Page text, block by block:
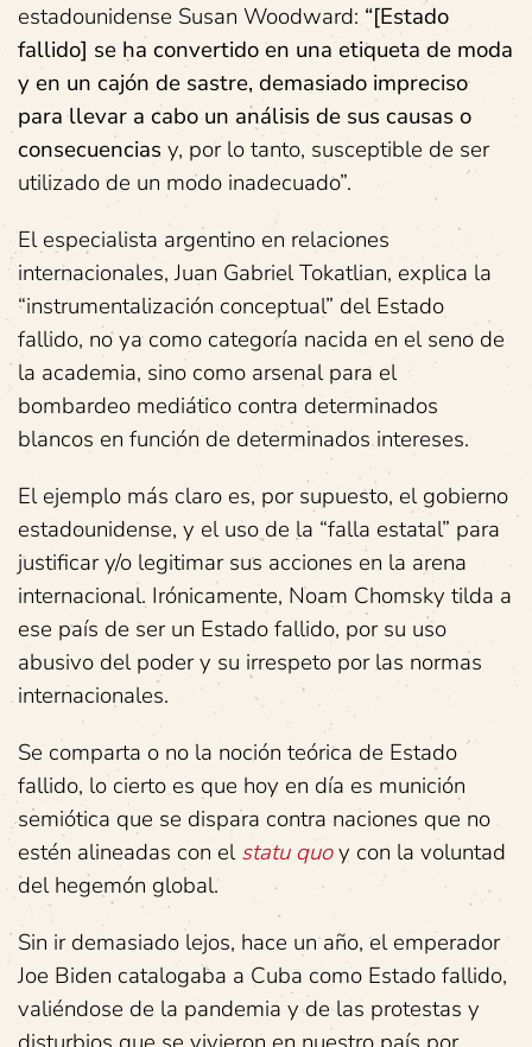
estadounidense Susan Woodward:“[Estado
fallido] se ha convertido en una etiqueta de moda
y en un cajón de sastre, demasiado impreciso
para llevar a cabo un análisis de sus causas o
consecuencias y, por lo tanto, susceptible de ser
utilizado de un modo inadecuado”.
El especialista argentino en relaciones
internacionales, Juan Gabriel Tokatlian, explica la
“instrumentalización conceptual” del Estado
fallido, no ya como categoría nacida en el seno de
la academia, sino como arsenal para el
bombardeo mediático contra determinados
blancos en función de determinados intereses.
El ejemplo más claro es, por supuesto, el gobierno
estadounidense, y el uso de la “falla estatal” para
justificar y/o legitimar sus acciones en la arena
internacional. Irónicamente, Noam Chomsky tilda a
ese país de ser un Estado fallido, por su uso
abusivo del poder y su irrespeto por las normas
internacionales.
Se comparta o no la noción teórica de Estado
fallido, lo cierto es que hoy en día es munición
semiótica que se dispara contra naciones que no
estén alineadas con elstatu quoy con la voluntad
del hegemón global.
Sin ir demasiado lejos, hace un año, el emperador
Joe Biden catalogaba a Cuba como Estado fallido,
valiéndose de la pandemia y de las protestas y